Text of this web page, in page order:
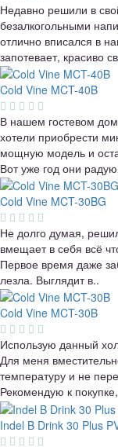
Недавно решили в
безалкогольными
отлично вписался в
запотевает, красиво
Cold Vine MCT-40B
В нашем гостевом
хотели приобрести
мощную модель и
Вот уже год они
Cold Vine MCT-30BG
Не долго думая,
вмещает в себя всё
Первое время даже
лезла. Выглядит в..
Cold Vine MCT-30B
Использую данный
Для меня
температуру и не
Рекомендую к
Indel B Drink 30 Plus